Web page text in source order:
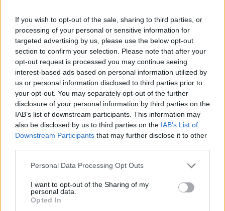
If you wish to opt-out of the sale, sharing to third parties, or
processing of your personal or sensitive information for
targeted advertising by us, please use the below opt-out
section to confirm your selection. Please note that after your
opt-out request is processed you may continue seeing
interest-based ads based on personal information utilized by
us or personal information disclosed to third parties prior to
your opt-out. You may separately opt-out of the further
disclosure of your personal information by third parties on the
IAB’s list of downstream participants. This information may
also be disclosed by us to third parties on the IAB’s List of
Downstream Participants that may further disclose it to other
Please note that this website/app uses one or more Google
not limited to your visit or usage behaviour. You may click to
grant or deny consent to Google and its third-party tags to
use your data for below specified purposes in below Google
Personal Data Processing Opt Outs
I want to opt-out of the Sharing of my
personal data.
Opted In
Condividi l'articolo
F
a
ce
b
o
o
k
T
w
it
te
r
Pi
n
te
re
st
W
h
at
s
A
p
p
S
h
a
re
Articolo precedente
Prossimo articolo
Olbia, le previsioni meteo per lunedì 10 agosto
2026